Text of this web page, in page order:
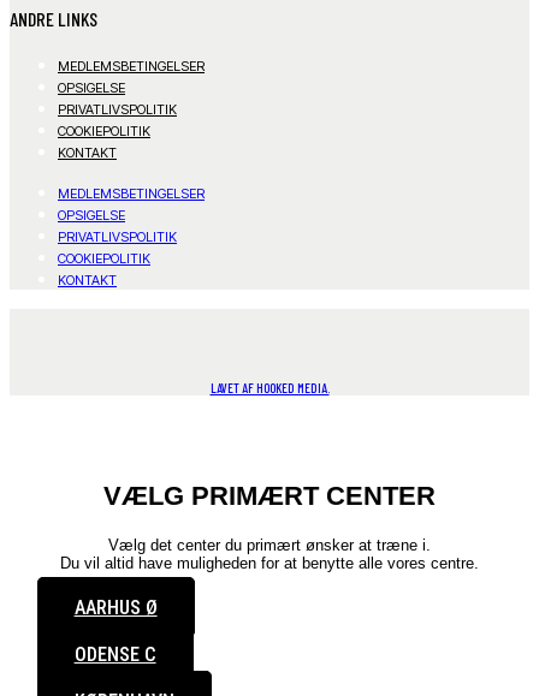
ANDRE LINKS
MEDLEMSBETINGELSER
OPSIGELSE
PRIVATLIVSPOLITIK
COOKIEPOLITIK
KONTAKT
MEDLEMSBETINGELSER
OPSIGELSE
PRIVATLIVSPOLITIK
COOKIEPOLITIK
KONTAKT
LAVET AF HOOKED MEDIA.
VÆLG PRIMÆRT CENTER
Vælg det center du primært ønsker at træne i.
Du vil altid have muligheden for at benytte alle vores centre.
AARHUS Ø
ODENSE C